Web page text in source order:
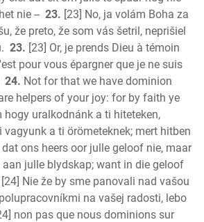
nie -- 23. [23] No, ja volám Boha za
že preto, že som vás šetril, neprišiel
23. [23] Or, je prends Dieu à témoin
pour vous épargner que je ne suis
24. Not for that we have dominion
helpers of your joy: for by faith ye
hogy uralkodnánk a ti hiteteken,
a ti örömeteknek; mert hitben
dat ons heers oor julle geloof nie, maar
aan julle blydskap; want in die geloof
[24] Nie že by sme panovali nad vašou
na vašej radosti, lebo
non pas que nous dominions sur